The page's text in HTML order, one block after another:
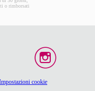
o rimborsati
cookie